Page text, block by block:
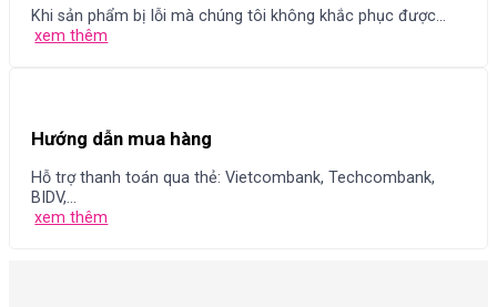
Khi sản phẩm bị lỗi mà chúng tôi không khắc phục được...
xem thêm
Hướng dẫn mua hàng
Hỗ trợ thanh toán qua thẻ: Vietcombank, Techcombank,
BIDV,...
xem thêm